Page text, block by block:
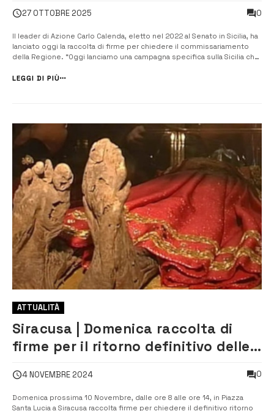
27 OTTOBRE 2025 0
Il leader di Azione Carlo Calenda, eletto nel 2022 al Senato in Sicilia, ha
lanciato oggi la raccolta di firme per chiedere il commissariamento
della Regione. “Oggi lanciamo una campagna specifica sulla Sicilia che
Carlo Calenda, assieme al presidente della Fondazione...
LEGGI DI PIÙ
ATTUALITÀ
Siracusa | Domenica raccolta di
firme per il ritorno definitivo delle
4 NOVEMBRE 2024 0
Domenica prossima 10 Novembre, dalle ore 8 alle ore 14, in Piazza
Santa Lucia a Siracusa raccolta firme per chiedere il definitivo ritorno